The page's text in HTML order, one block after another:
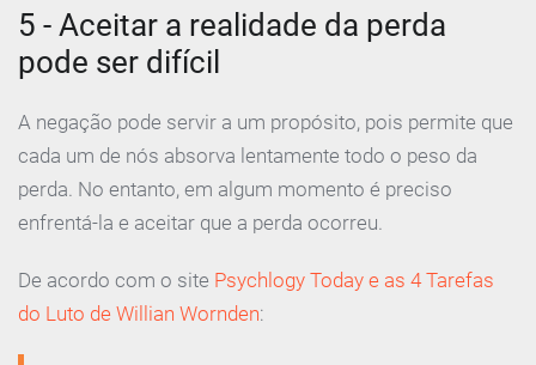
5 - Aceitar a realidade da perda
pode ser difícil
A negação pode servir a um propósito, pois permite que
cada um de nós absorva lentamente todo o peso da
perda. No entanto, em algum momento é preciso
enfrentá-la e aceitar que a perda ocorreu.
De acordo com o site Psychlogy Today e as 4 Tarefas
do Luto de Willian Wornden: